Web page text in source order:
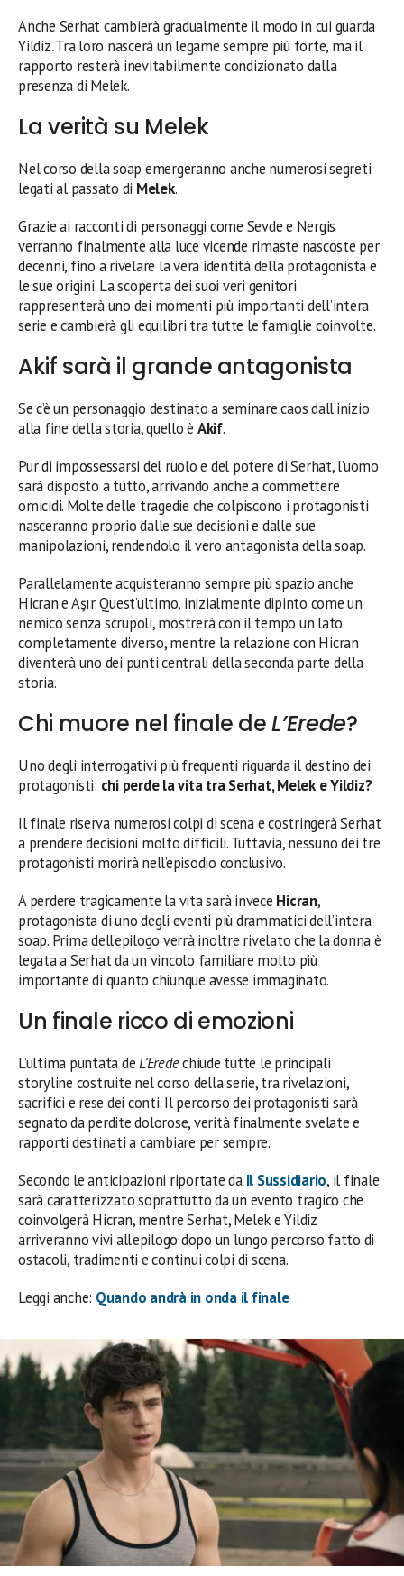
Anche Serhat cambierà gradualmente il modo in cui guarda
Yildiz. Tra loro nascerà un legame sempre più forte, ma il
rapporto resterà inevitabilmente condizionato dalla
presenza di Melek.
La verità su Melek
Nel corso della soap emergeranno anche numerosi segreti
legati al passato di Melek.
Grazie ai racconti di personaggi come Sevde e Nergis
verranno finalmente alla luce vicende rimaste nascoste per
decenni, fino a rivelare la vera identità della protagonista e
le sue origini. La scoperta dei suoi veri genitori
rappresenterà uno dei momenti più importanti dell’intera
serie e cambierà gli equilibri tra tutte le famiglie coinvolte.
Akif sarà il grande antagonista
Se c’è un personaggio destinato a seminare caos dall’inizio
alla fine della storia, quello è Akif.
Pur di impossessarsi del ruolo e del potere di Serhat, l’uomo
sarà disposto a tutto, arrivando anche a commettere
omicidi. Molte delle tragedie che colpiscono i protagonisti
nasceranno proprio dalle sue decisioni e dalle sue
manipolazioni, rendendolo il vero antagonista della soap.
Parallelamente acquisteranno sempre più spazio anche
Hicran e Aşır. Quest’ultimo, inizialmente dipinto come un
nemico senza scrupoli, mostrerà con il tempo un lato
completamente diverso, mentre la relazione con Hicran
diventerà uno dei punti centrali della seconda parte della
storia.
Chi muore nel finale deL’Erede?
Uno degli interrogativi più frequenti riguarda il destino dei
protagonisti: chi perde la vita tra Serhat, Melek e Yildiz?
Il finale riserva numerosi colpi di scena e costringerà Serhat
a prendere decisioni molto difficili. Tuttavia, nessuno dei tre
protagonisti morirà nell’episodio conclusivo.
A perdere tragicamente la vita sarà invece Hicran,
protagonista di uno degli eventi più drammatici dell’intera
soap. Prima dell’epilogo verrà inoltre rivelato che la donna è
legata a Serhat da un vincolo familiare molto più
importante di quanto chiunque avesse immaginato.
Un finale ricco di emozioni
L’ultima puntata deL’Eredechiude tutte le principali
storyline costruite nel corso della serie, tra rivelazioni,
sacrifici e rese dei conti. Il percorso dei protagonisti sarà
segnato da perdite dolorose, verità finalmente svelate e
rapporti destinati a cambiare per sempre.
Secondo le anticipazioni riportate da Il Sussidiario, il finale
sarà caratterizzato soprattutto da un evento tragico che
coinvolgerà Hicran, mentre Serhat, Melek e Yildiz
arriveranno vivi all’epilogo dopo un lungo percorso fatto di
ostacoli, tradimenti e continui colpi di scena.
Leggi anche: Quando andrà in onda il finale